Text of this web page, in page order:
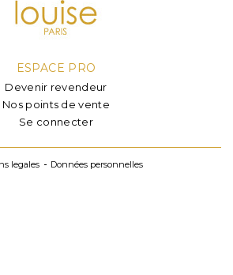
ESPACE PRO
Devenir revendeur
Nos points de vente
Se connecter
legales Données personnelles